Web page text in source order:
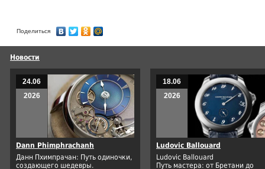
Поделиться
Новости
24.06
2026
Dann Phimphrachanh
Данн Пхимпрачан: Путь одиночки,
создающего шедевры.
18.06
2026
Ludovic Ballouard
Ludovic Ballouard
Путь мастера: от Бретани до